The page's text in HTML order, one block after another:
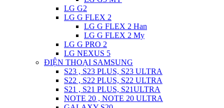
LG G2
LG G FLEX 2
LG G FLEX 2 Han
LG G FLEX 2 My
LG G PRO 2
LG NEXUS 5
ĐIỆN THOẠI SAMSUNG
S23 , S23 PLUS, S23 ULTRA
S22 , S22 PLUS, S22 ULTRA
S21 , S21 PLUS, S21ULTRA
NOTE 20 , NOTE 20 ULTRA